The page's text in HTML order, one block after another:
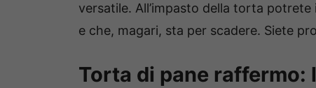
versatile. All’impasto della torta
e che, magari, sta per scadere. Siete
Torta di pane